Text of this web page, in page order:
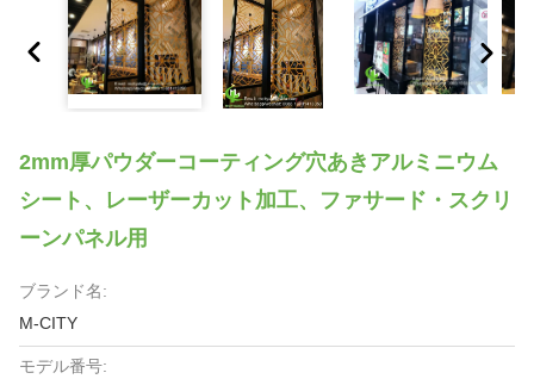
2mm厚パウダーコーティング穴あきアルミニウム
シート、レーザーカット加工、ファサード・スクリ
ーンパネル用
ブランド名:
M-CITY
モデル番号: